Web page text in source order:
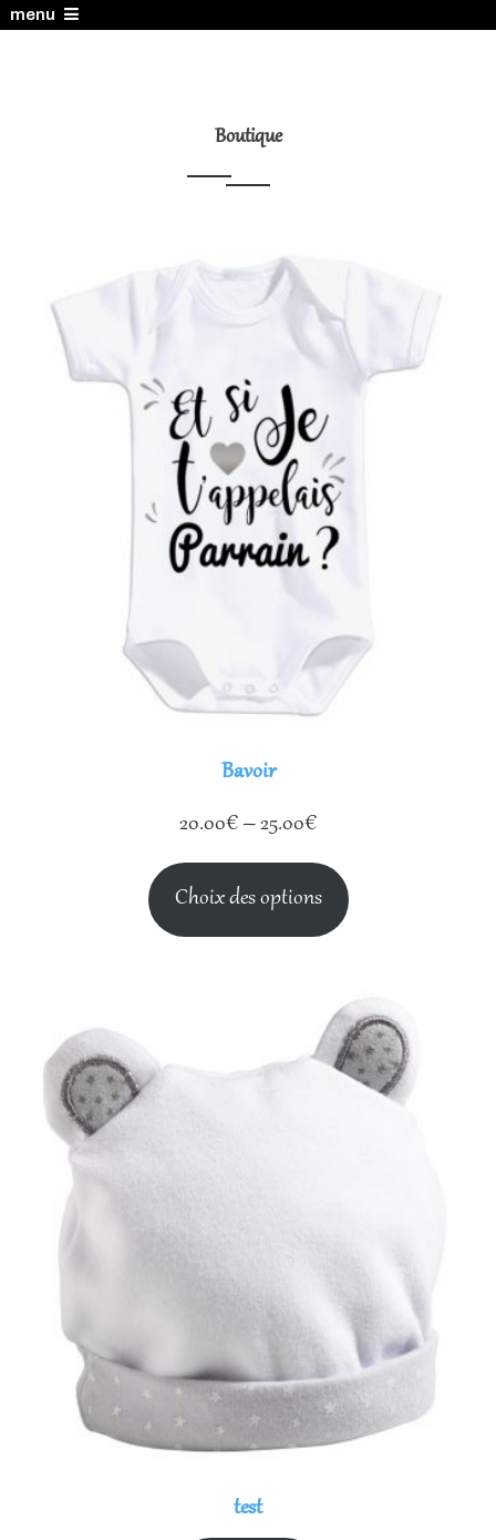
menu
Boutique
Bavoir
20.00€–25.00€
Choix des options
test